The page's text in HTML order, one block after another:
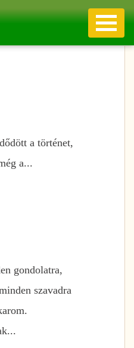
a történet,
a...
gondolatra,
szavadra